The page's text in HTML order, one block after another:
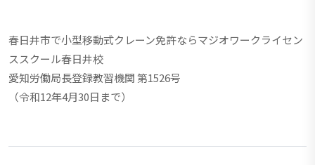
春日井市で小型移動式クレーン免許ならマジオワークライセン
ススクール春日井校
愛知労働局長登録教習機関 第1526号
（令和12年4月30日まで）